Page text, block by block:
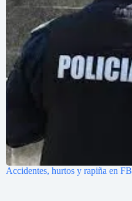
Accidentes, hurtos y rapiña en FB